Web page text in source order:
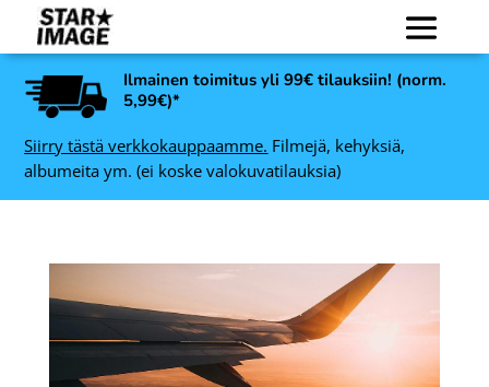
Ilmainen toimitus yli 99€ tilauksiin! (norm.
5,99€)*
Siirry tästä verkkokauppaamme. Filmejä, kehyksiä,
albumeita ym. (ei koske valokuvatilauksia)